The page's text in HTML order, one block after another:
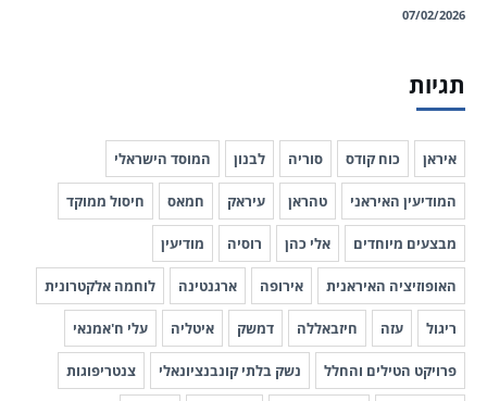
07/02/2026
תגיות
איראן כוח קודס סוריה לבנון המוסד הישראלי
המודיעין האיראני טהראן עיראק חמאס חיסול ממוקד
מבצעים מיוחדים אלי כהן רוסיה מודיעין
האופוזיציה האיראנית אירופה ארגנטינה לוחמה אלקטרונית
ריגול עזה חיזבאללה דמשק איטליה עלי ח'אמנאי
פרויקט הטילים והחלל נשק בלתי קונבנציונאלי צנטריפוגות